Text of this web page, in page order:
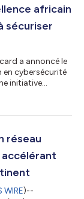
africain
sécuriser
a annoncé le
en cybersécurité
initiative
pleine expansion
de
réseau
WIRE)--